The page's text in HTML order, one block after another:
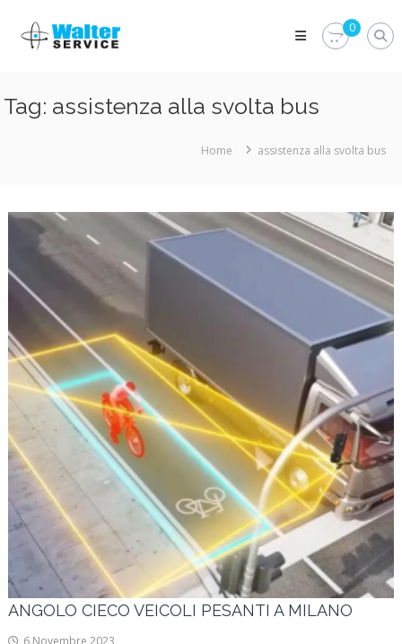
content
Walter
Service
parti
Walter
Service
0
Tag: assistenza alla svolta bus
Home assistenza alla svolta bus
ANGOLO CIECO VEICOLI PESANTI A MILANO
6 Novembre 2023